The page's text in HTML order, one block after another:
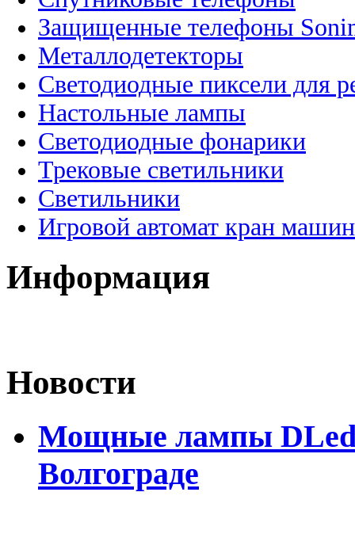
Защищенные телефоны
Металлодетекторы
Светодиодные пиксели для
Настольные лампы
Светодиодные фонарики
Трековые светильники
Светильники
Игровой автомат кран
Информация
Новости
Мощные лампы DLed
Волгограде